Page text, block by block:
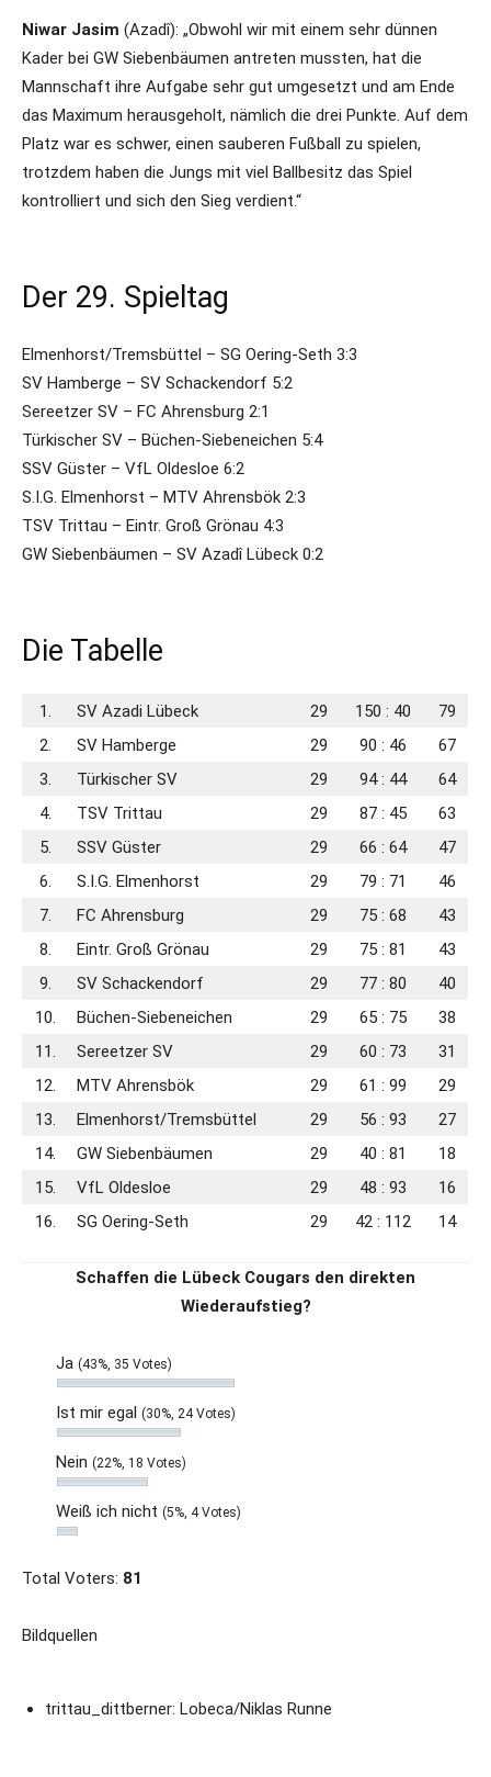
Niwar Jasim (Azadî): „Obwohl wir mit einem sehr dünnen
Kader bei GW Siebenbäumen antreten mussten, hat die
Mannschaft ihre Aufgabe sehr gut umgesetzt und am Ende
das Maximum herausgeholt, nämlich die drei Punkte. Auf dem
Platz war es schwer, einen sauberen Fußball zu spielen,
trotzdem haben die Jungs mit viel Ballbesitz das Spiel
kontrolliert und sich den Sieg verdient.“
Der 29. Spieltag
Elmenhorst/Tremsbüttel – SG Oering-Seth 3:3
SV Hamberge – SV Schackendorf 5:2
Sereetzer SV – FC Ahrensburg 2:1
Türkischer SV – Büchen-Siebeneichen 5:4
SSV Güster – VfL Oldesloe 6:2
S.I.G. Elmenhorst – MTV Ahrensbök 2:3
TSV Trittau – Eintr. Groß Grönau 4:3
GW Siebenbäumen – SV Azadî Lübeck 0:2
Die Tabelle
1. SV Azadi Lübeck 29 150 : 40
79
2.
SV Hamberge 29 90 : 46
67
3.
Türkischer SV 29 94 : 44
64
4.
TSV Trittau 29 87 : 45
63
5.
SSV Güster 29 66 : 64
47
6.
S.I.G. Elmenhorst 29 79 : 71
46
7.
FC Ahrensburg 29 75 : 68
43
8.
Eintr. Groß Grönau 29 75 : 81
43
9.
SV Schackendorf 29 77 : 80
40
10.
Büchen-Siebeneichen 29 65 : 75
38
11.
Sereetzer SV 29 60 : 73
31
12.
MTV Ahrensbök 29 61 : 99
29
13.
Elmenhorst/Tremsbüttel 29 56 : 93
27
14.
GW Siebenbäumen 29 40 : 81
18
15.
VfL Oldesloe 29 48 : 93
16
16.
SG Oering-Seth 29 42 : 112 14
Schaffen die Lübeck Cougars den direkten
Wiederaufstieg?
Ja (43%, 35 Votes)
Ist mir egal (30%, 24 Votes)
Nein (22%, 18 Votes)
Weiß ich nicht (5%, 4 Votes)
Total Voters: 81
Bildquellen
trittau_dittberner: Lobeca/Niklas Runne